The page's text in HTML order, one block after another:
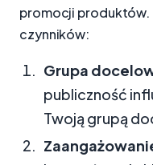
promocji produktów.
czynników:
Grupa
publiczność
Twoją grupą